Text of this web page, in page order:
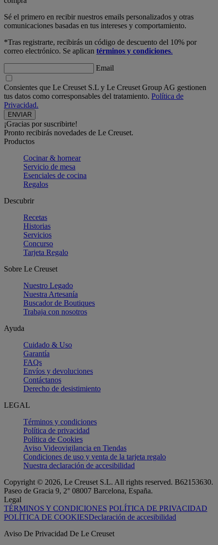
Sé el primero en recibir nuestros emails personalizados y otras
comunicaciones basadas en tus intereses y comportamiento.
*Tras registrarte, recibirás un código de descuento del 10% por
correo electrónico. Se aplican términos y condiciones.
Email
Consientes que Le Creuset S.L y Le Creuset Group AG gestionen
tus datos como corresponsables del tratamiento. Política de
Privacidad.
¡Gracias por suscribirte!
Pronto recibirás novedades de Le Creuset.
Productos
Cocinar & hornear
Servicio de mesa
Esenciales de cocina
Regalos
Descubrir
Recetas
Historias
Servicios
Concurso
Tarjeta Regalo
Sobre Le Creuset
Nuestro Legado
Nuestra Artesanía
Buscador de Boutiques
Trabaja con nosotros
Ayuda
Cuidado & Uso
Garantía
FAQs
Envíos y devoluciones
Contáctanos
Derecho de desistimiento
LEGAL
Términos y condiciones
Política de privacidad
Política de Cookies
Aviso Videovigilancia en Tiendas
Condiciones de uso y venta de la tarjeta regalo
Nuestra declaración de accesibilidad
Copyright © 2026, Le Creuset S.L. All rights reserved. B62153630.
Paseo de Gracia 9, 2° 08007 Barcelona, España.
Legal
TÉRMINOS Y CONDICIONES POLÍTICA DE PRIVACIDAD
POLÍTICA DE COOKIESDeclaración de accesibilidad
Aviso De Privacidad De Le Creuset